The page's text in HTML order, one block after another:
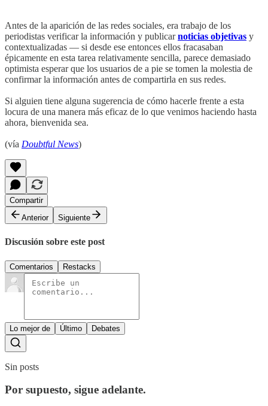
Antes de la aparición de las redes sociales, era trabajo de los
periodistas verificar la información y publicarnoticias objetivas y
contextualizadas — si desde ese entonces ellos fracasaban
épicamente en esta tarea relativamente sencilla, parece demasiado
optimista esperar que los usuarios de a pie se tomen la molestia de
confirmar la información antes de compartirla en sus redes.
Si alguien tiene alguna sugerencia de cómo hacerle frente a esta
locura de una manera más eficaz de lo que venimos haciendo hasta
ahora, bienvenida sea.
(vía Doubtful News)
Compartir
Anterior
Siguiente
Discusión sobre este post
Comentarios Restacks
Lo mejor de Último Debates
Sin posts
Por supuesto, sigue adelante.